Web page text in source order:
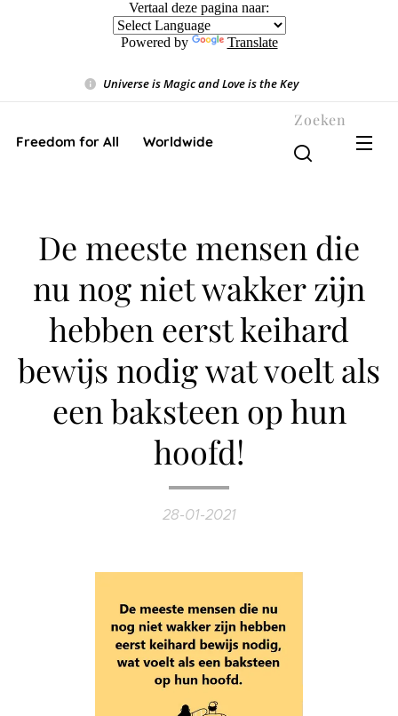
Vertaal deze pagina naar:
Powered by Translate
Universe is Magic and Love is the Key❤️
Freedom for All ❤️ Worldwide
Zoeken
De meeste mensen die
nu nog niet wakker zijn
hebben eerst keihard
bewijs nodig wat voelt als
een baksteen op hun
hoofd!
28-01-2021